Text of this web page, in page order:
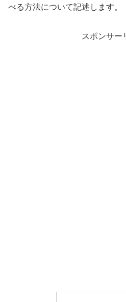
べる方法について記述します。
スポンサー